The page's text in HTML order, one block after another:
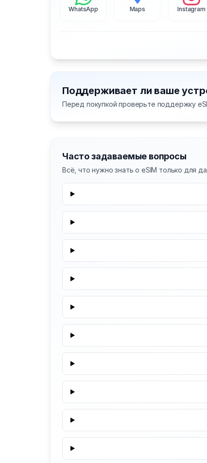
WhatsApp Maps Instagram
Поддерживает ли ваше
Перед покупкой проверьте поддержку
Часто задаваемые вопросы
Всё, что нужно знать о eSIM только для